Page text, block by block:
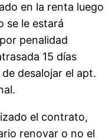
en la renta luego
se le estará
penalidad
15 días
desalojar el apt.
el contrato,
renovar o no el